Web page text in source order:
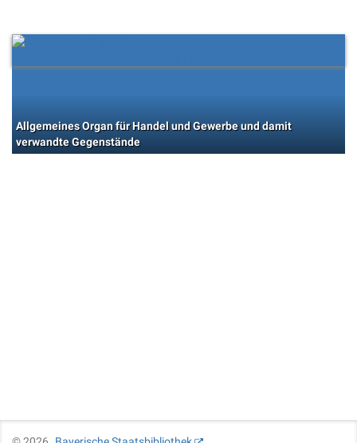
Allgemeines Organ für Handel und Gewerbe und damit
verwandte Gegenstände